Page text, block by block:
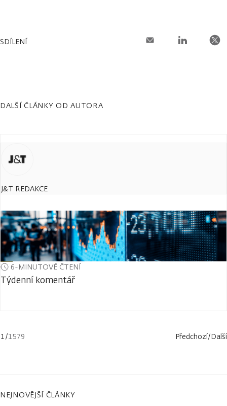
SDÍLENÍ
DALŠÍ ČLÁNKY OD AUTORA
J&T REDAKCE
6-MINUTOVÉ ČTENÍ
Týdenní komentář
1/1579 Předchozí/Další
NEJNOVĚJŠÍ ČLÁNKY